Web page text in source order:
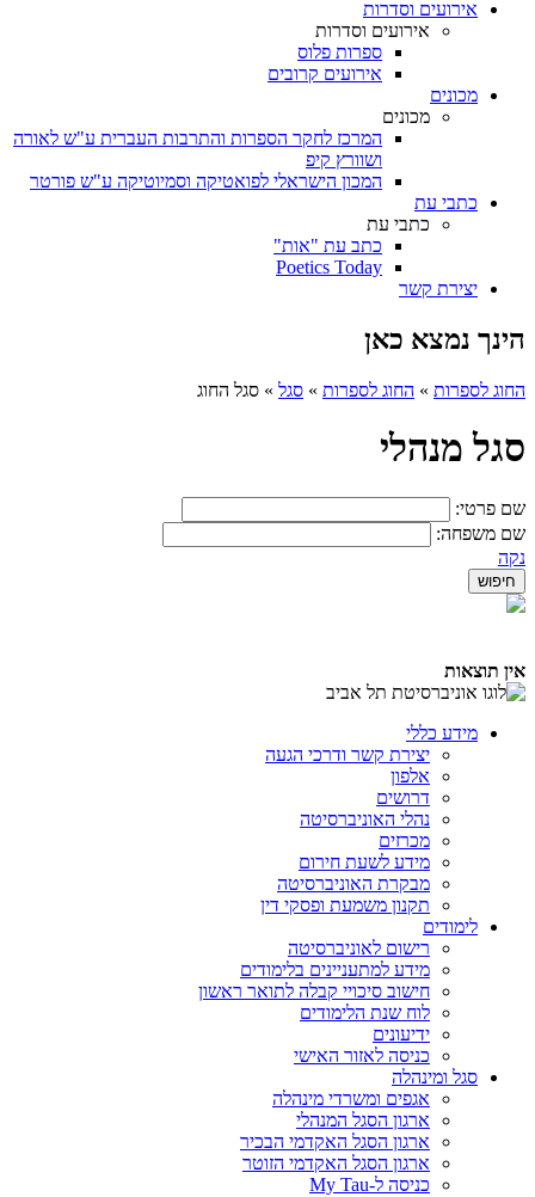
אירועים וסדרות
אירועים וסדרות
ספרות פלוס
אירועים קרובים
מכונים
מכונים
המרכז לחקר הספרות והתרבות העברית ע"ש לאורה
ושוורץ קיפ
המכון הישראלי לפואטיקה וסמיוטיקה ע"ש פורטר
כתבי עת
כתבי עת
כתב עת "אות"
Poetics Today
יצירת קשר
הינך נמצא כאן
החוג לספרות » החוג לספרות » סגל » סגל החוג
סגל מנהלי
שם פרטי:
שם משפחה:
נקה
אין תוצאות
מידע כללי
יצירת קשר ודרכי הגעה
אלפון
דרושים
נהלי האוניברסיטה
מכרזים
מידע לשעת חירום
מבקרת האוניברסיטה
תקנון משמעת ופסקי דין
לימודים
רישום לאוניברסיטה
מידע למתעניינים בלימודים
חישוב סיכויי קבלה לתואר ראשון
לוח שנת הלימודים
ידיעונים
כניסה לאזור האישי
סגל ומינהלה
אגפים ומשרדי מינהלה
ארגון הסגל המנהלי
ארגון הסגל האקדמי הבכיר
ארגון הסגל האקדמי הזוטר
כניסה ל-My Tau